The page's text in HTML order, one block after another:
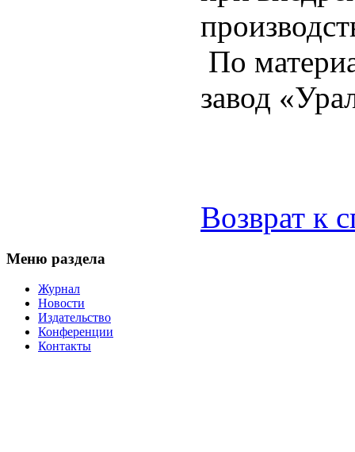
По
завод
Возврат к
Меню раздела
Журнал
Новости
Издательство
Конференции
Контакты